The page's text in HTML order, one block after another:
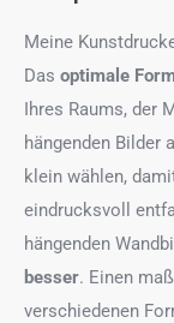
Meine
Das optimale
Ihres Raums, der
hängenden Bilder
klein wählen,
eindrucksvoll
hängenden
besser. Einen
verschiedenen